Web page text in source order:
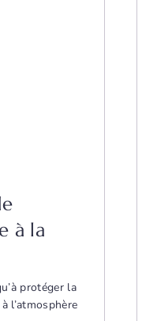
à la
protéger la
l’atmosphère